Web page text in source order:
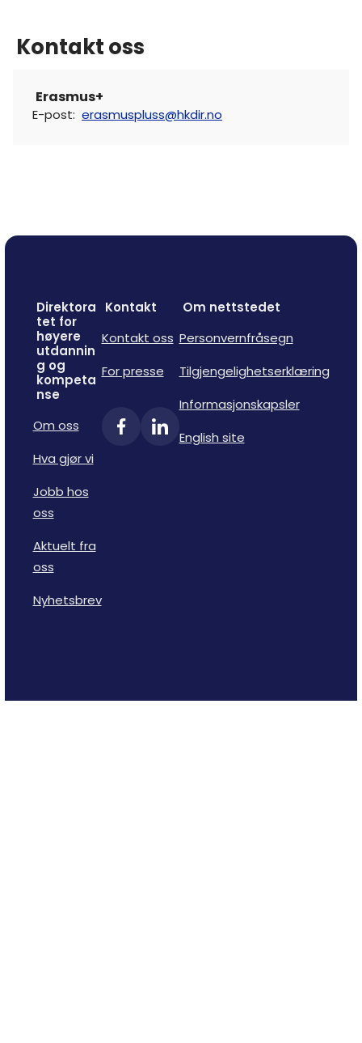
Kontakt oss
Erasmus+
E-post: erasmuspluss@hkdir.no
Direktora
tet for
høyere
utdannin
g og
kompeta
nse
Om oss
Hva gjør vi
Jobb hos
oss
Aktuelt fra
oss
Nyhetsbrev
Kontakt
Kontakt oss
For presse
Om nettstedet
Personvernfråsegn
Tilgjengelighetserklæring
Informasjonskapsler
English site